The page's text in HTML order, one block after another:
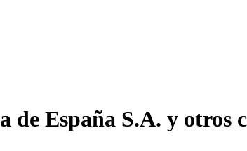
de España S.A. y otros